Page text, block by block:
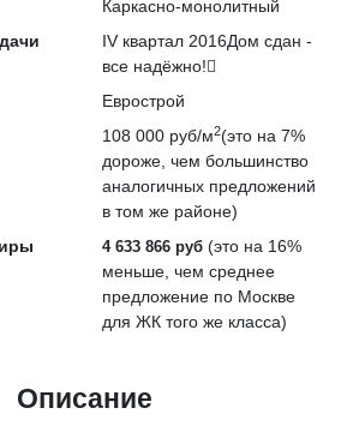
Каркасно-монолитный
IV квартал 2016Дом сдан -
все надёжно!
Еврострой
108 000 руб/м2(это на 7%
дороже , чем большинство
аналогичных предложений
в том же районе)
4 633 866 руб (это на 16%
меньше , чем среднее
предложение по Москве
для ЖК того же класса)
Описание